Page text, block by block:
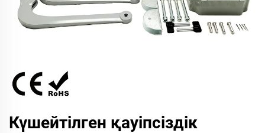
Күшейтілген қауіпсіздік